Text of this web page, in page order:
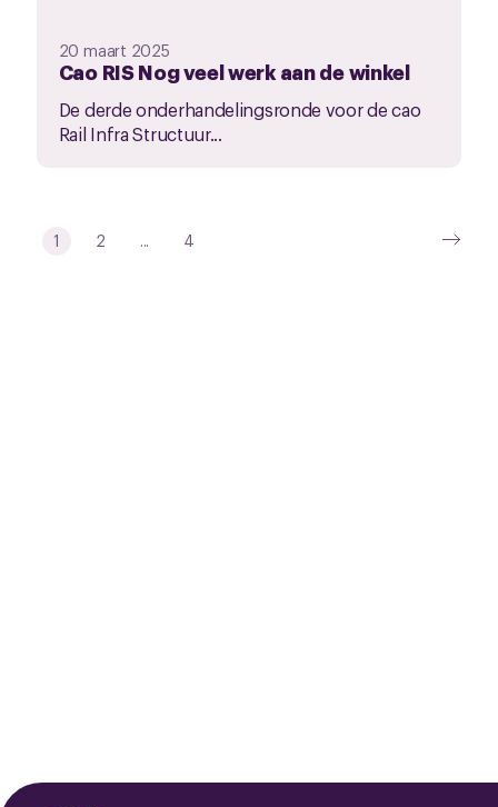
20 maart 2025
Cao RIS Nog veel werk aan de winkel
De derde onderhandelingsronde voor de cao
Rail Infra Structuur...
1 2 ... 4